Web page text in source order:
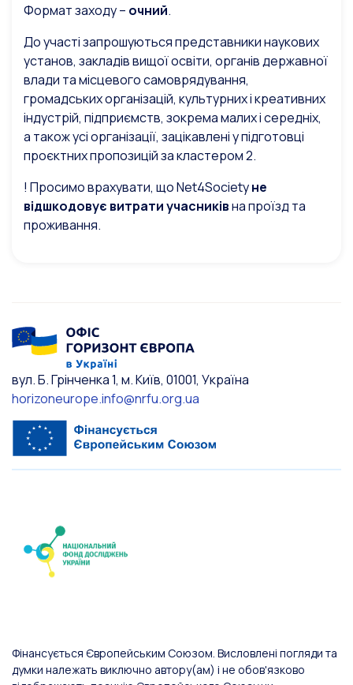
Формат заходу – очний.
До участі запрошуються представники наукових
установ, закладів вищої освіти, органів державної
влади та місцевого самоврядування,
громадських організацій, культурних і креативних
індустрій, підприємств, зокрема малих і середніх,
а також усі організації, зацікавлені у підготовці
проєктних пропозицій за кластером 2.
! Просимо врахувати, що Net4Societyне
відшкодовує витрати учасниківна проїзд та
проживання.
вул. Б. Грінченка 1, м. Київ, 01001, Україна
horizoneurope.info@nrfu.org.ua
Фінансується Європейським Союзом. Висловлені погляди та
думки належать виключно автору(ам) і не обов'язково